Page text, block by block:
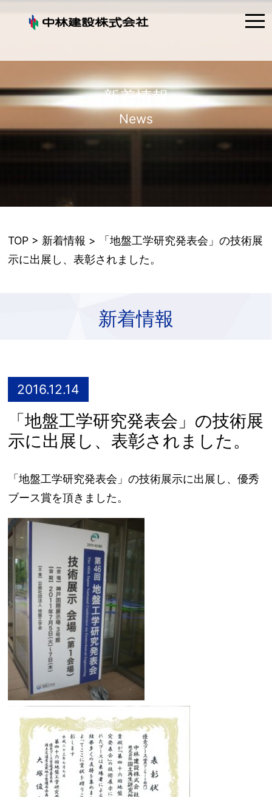
新着情報
News
TOP > 新着情報 > 「地盤工学研究発表会」の技術展
示に出展し、表彰されました。
新着情報
2016.12.14
「地盤工学研究発表会」の技術展
示に出展し、表彰されました。
「地盤工学研究発表会」の技術展示に出展し、優秀
ブース賞を頂きました。